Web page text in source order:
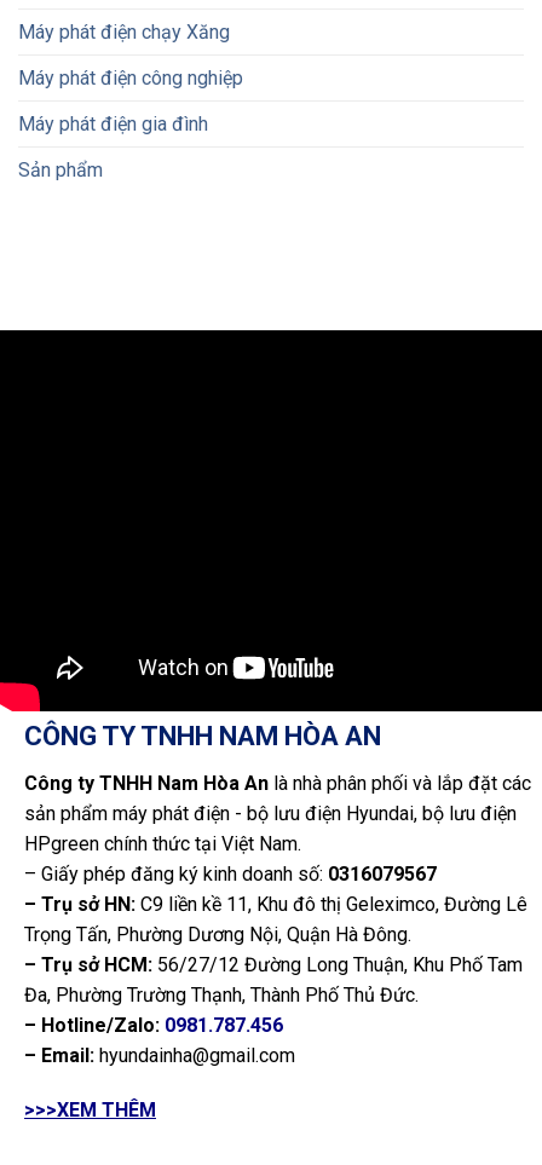
Máy phát điện chạy Xăng
Máy phát điện công nghiệp
Máy phát điện gia đình
Sản phẩm
CÔNG TY TNHH NAM HÒA AN
Công ty TNHH Nam Hòa An là nhà phân phối và lắp đặt các
sản phẩm máy phát điện - bộ lưu điện Hyundai, bộ lưu điện
HPgreen chính thức tại Việt Nam.
– Giấy phép đăng ký kinh doanh số: 0316079567
– Trụ sở HN: C9 liền kề 11, Khu đô thị Geleximco, Đường Lê
Trọng Tấn, Phường Dương Nội, Quận Hà Đông.
– Trụ sở HCM: 56/27/12 Đường Long Thuận, Khu Phố Tam
Đa, Phường Trường Thạnh, Thành Phố Thủ Đức.
– Hotline/Zalo: 0981.787.456
– Email: hyundainha@gmail.com
>>>XEM THÊM